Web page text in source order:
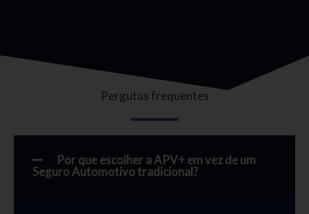
Pergutas frequentes
Por que escolher a APV+ em vez de um
Seguro Automotivo tradicional?